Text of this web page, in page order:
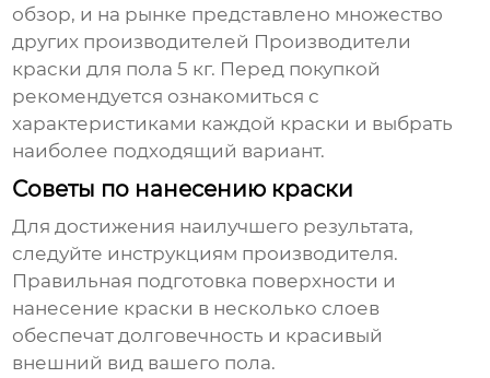
обзор, и на рынке представлено множество
других производителей Производители
краски для пола 5 кг. Перед покупкой
рекомендуется ознакомиться с
характеристиками каждой краски и выбрать
наиболее подходящий вариант.
Советы по нанесению краски
Для достижения наилучшего результата,
следуйте инструкциям производителя.
Правильная подготовка поверхности и
нанесение краски в несколько слоев
обеспечат долговечность и красивый
внешний вид вашего пола.